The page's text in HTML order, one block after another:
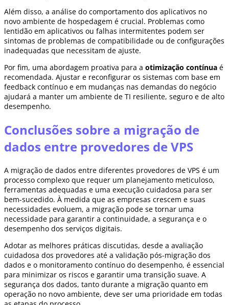
Além disso, a análise do comportamento dos aplicativos no
novo ambiente de hospedagem é crucial. Problemas como
lentidão em aplicativos ou falhas intermitentes podem ser
sintomas de problemas de compatibilidade ou de configurações
inadequadas que necessitam de ajuste.
Por fim, uma abordagem proativa para a otimização contínua é
recomendada. Ajustar e reconfigurar os sistemas com base em
feedback contínuo e em mudanças nas demandas do negócio
ajudará a manter um ambiente de TI resiliente, seguro e de alto
desempenho.
Conclusões sobre a migração de
dados entre provedores de VPS
A migração de dados entre diferentes provedores de VPS é um
processo complexo que requer um planejamento meticuloso,
ferramentas adequadas e uma execução cuidadosa para ser
bem-sucedido. À medida que as empresas crescem e suas
necessidades evoluem, a migração pode se tornar uma
necessidade para garantir a continuidade, a segurança e o
desempenho dos serviços digitais.
Adotar as melhores práticas discutidas, desde a avaliação
cuidadosa dos provedores até a validação pós-migração dos
dados e o monitoramento contínuo do desempenho, é essencial
para minimizar os riscos e garantir uma transição suave. A
segurança dos dados, tanto durante a migração quanto em
operação no novo ambiente, deve ser uma prioridade em todas